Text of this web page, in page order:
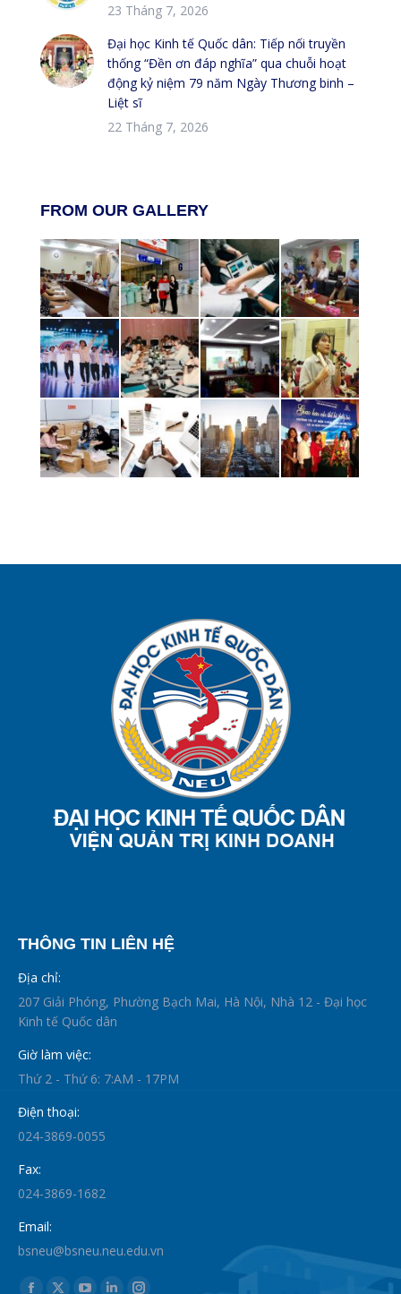
23 Tháng 7, 2026
Đại học Kinh tế Quốc dân: Tiếp nối truyền
thống “Đền ơn đáp nghĩa” qua chuỗi hoạt
động kỷ niệm 79 năm Ngày Thương binh –
Liệt sĩ
22 Tháng 7, 2026
FROM OUR GALLERY
THÔNG TIN LIÊN HỆ
Địa chỉ:
207 Giải Phóng, Phường Bạch Mai, Hà Nội, Nhà 12 - Đại học
Kinh tế Quốc dân
Giờ làm việc:
Thứ 2 - Thứ 6: 7:AM - 17PM
Điện thoại:
024-3869-0055
Fax:
024-3869-1682
Email:
bsneu@bsneu.neu.edu.vn
Find us on: